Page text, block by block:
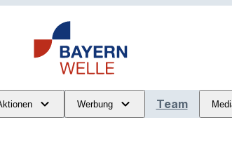
Werbung Team